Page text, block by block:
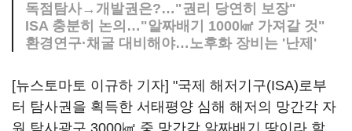
독점탐사→개발권은?…"권리 당연히 보장"
ISA 충분히 논의…"알짜배기 1000㎢ 가져갈 것"
환경연구·채굴 대비해야…노후화 장비는 '난제'
[뉴스토마토 이규하 기자] "국제 해저기구(ISA)로부
터 탐사권을 획득한 서태평양 심해 해저의 망간각 자
원 탐사광구 3000㎢ 중 망간각 알짜배기 땅이라 할